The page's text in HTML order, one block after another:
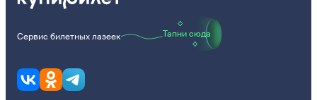
Сервис билетных лазеек Тапни сюда